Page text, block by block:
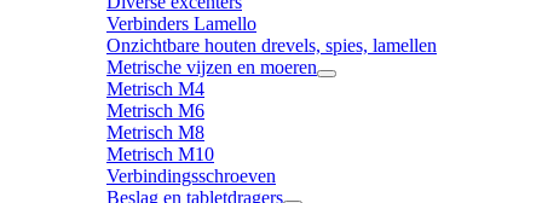
Verbinders Lamello
Onzichtbare houten drevels, spies, lamellen
Metrische vijzen en moeren
Metrisch M4
Metrisch M6
Metrisch M8
Metrisch M10
Verbindingsschroeven
Beslag en tabletdragers